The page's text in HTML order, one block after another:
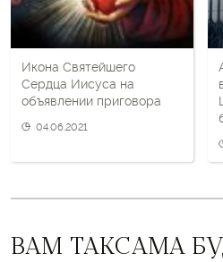
Икона Святейшего
Сердца Иисуса на
объявлении приговора
04.06.2021
ВАМ ТАКСАМА